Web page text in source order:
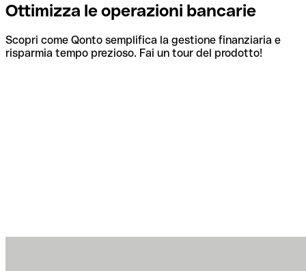
Ottimizza le operazioni bancarie
Scopri come Qonto semplifica la gestione finanziaria e
risparmia tempo prezioso. Fai un tour del prodotto!